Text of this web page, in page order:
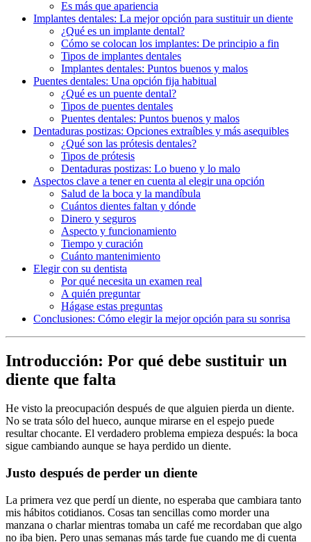
Es más que apariencia
Implantes dentales: La mejor opción para sustituir un diente
¿Qué es un implante dental?
Cómo se colocan los implantes: De principio a fin
Tipos de implantes dentales
Implantes dentales: Puntos buenos y malos
Puentes dentales: Una opción fija habitual
¿Qué es un puente dental?
Tipos de puentes dentales
Puentes dentales: Puntos buenos y malos
Dentaduras postizas: Opciones extraíbles y más asequibles
¿Qué son las prótesis dentales?
Tipos de prótesis
Dentaduras postizas: Lo bueno y lo malo
Aspectos clave a tener en cuenta al elegir una opción
Salud de la boca y la mandíbula
Cuántos dientes faltan y dónde
Dinero y seguros
Aspecto y funcionamiento
Tiempo y curación
Cuánto mantenimiento
Elegir con su dentista
Por qué necesita un examen real
A quién preguntar
Hágase estas preguntas
Conclusiones: Cómo elegir la mejor opción para su sonrisa
Introducción: Por qué debe sustituir un
diente que falta
He visto la preocupación después de que alguien pierda un diente.
No se trata sólo del hueco, aunque mirarse en el espejo puede
resultar chocante. El verdadero problema empieza después: la boca
sigue cambiando aunque se haya perdido un diente.
Justo después de perder un diente
La primera vez que perdí un diente, no esperaba que cambiara tanto
mis hábitos cotidianos. Cosas tan sencillas como morder una
manzana o charlar mientras tomaba un café me recordaban que algo
no iba bien. Pero unas semanas más tarde fue cuando me di cuenta